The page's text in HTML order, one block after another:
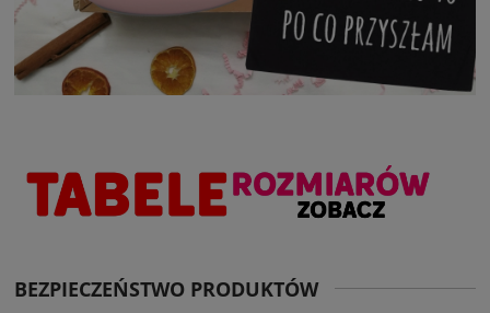
BEZPIECZEŃSTWO PRODUKTÓW